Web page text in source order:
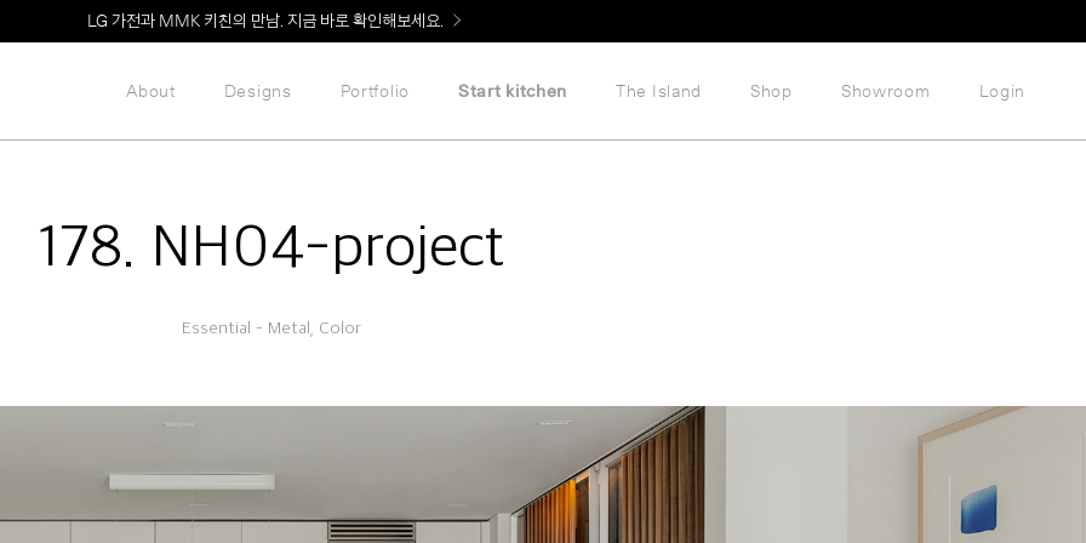
Welcome! 신규 회원가입 시 MMK Shop Coupon (총 60만원) 지급
About Designs Portfolio Start kitchen The Island Shop Showroom Login
178. NH04-project
Essential – Metal, Color